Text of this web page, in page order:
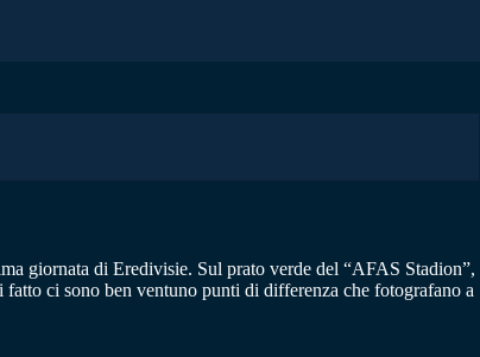
giornata di Eredivisie. Sul prato verde del “AFAS Stadion”,
ci sono ben ventuno punti di differenza che fotografano a